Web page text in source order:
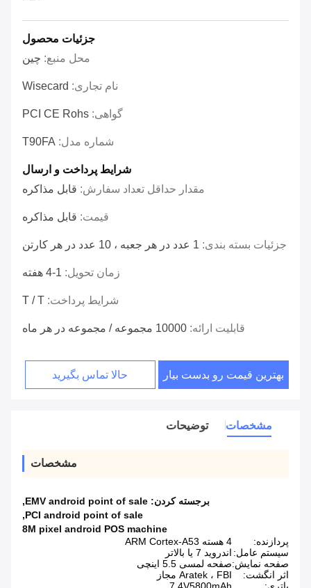
جزئیات محصول
محل منبع: چین
نام تجاری: Wisecard
گواهی: PCI CE Rohs
شماره مدل: T90FA
شرایط پرداخت و ارسال
مقدار حداقل تعداد سفارش: قابل مذاکره
قیمت: قابل مذاکره
جزئیات بسته بندی: 1 عدد در هر جعبه ، 10 عدد در هر کارتن
زمان تحویل: 1-4 هفته
شرایط پرداخت: T / T
قابلیت ارائه: 10000 مجموعه / مجموعه در هر ماه
بهترین قیمت رو بدست بیار حالا تماس بگیرید
مشخصات توضیحات
مشخصات
برجسته کردن: EMV android point of sale
,
PCI android point of sale
,
8M pixel android POS machine
پردازنده:
4 هسته ARM Cortex-A53
سیستم عامل: اندروید 7 یا بالاتر
صفحه نمایش:صفحه لمسی 5.5 اینچی
اثر انگشت:
Aratek ، FBI مجاز